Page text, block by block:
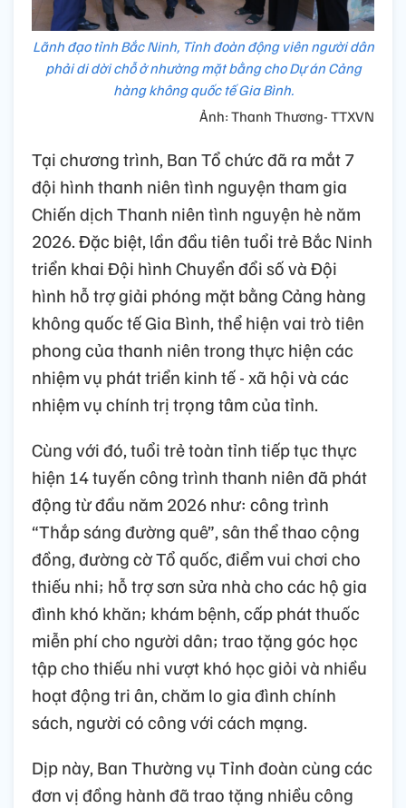
Lãnh đạo tỉnh Bắc Ninh, Tỉnh đoàn động viên người dân
phải di dời chỗ ở nhường mặt bằng cho Dự án Cảng
hàng không quốc tế Gia Bình.
Ảnh: Thanh Thương- TTXVN
Tại chương trình, Ban Tổ chức đã ra mắt 7
đội hình thanh niên tình nguyện tham gia
Chiến dịch Thanh niên tình nguyện hè năm
2026. Đặc biệt, lần đầu tiên tuổi trẻ Bắc Ninh
triển khai Đội hình Chuyển đổi số và Đội
hình hỗ trợ giải phóng mặt bằng Cảng hàng
không quốc tế Gia Bình, thể hiện vai trò tiên
phong của thanh niên trong thực hiện các
nhiệm vụ phát triển kinh tế - xã hội và các
nhiệm vụ chính trị trọng tâm của tỉnh.
Cùng với đó, tuổi trẻ toàn tỉnh tiếp tục thực
hiện 14 tuyến công trình thanh niên đã phát
động từ đầu năm 2026 như: công trình
“Thắp sáng đường quê”, sân thể thao cộng
đồng, đường cờ Tổ quốc, điểm vui chơi cho
thiếu nhi; hỗ trợ sơn sửa nhà cho các hộ gia
đình khó khăn; khám bệnh, cấp phát thuốc
miễn phí cho người dân; trao tặng góc học
tập cho thiếu nhi vượt khó học giỏi và nhiều
hoạt động tri ân, chăm lo gia đình chính
sách, người có công với cách mạng.
Dịp này, Ban Thường vụ Tỉnh đoàn cùng các
đơn vị đồng hành đã trao tặng nhiều công